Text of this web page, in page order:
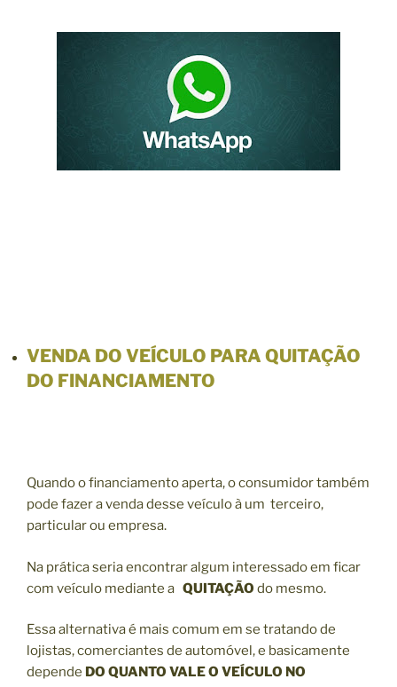
VENDA DO VEÍCULO PARA QUITAÇÃO
DO FINANCIAMENTO
Quando o financiamento aperta, o consumidor também
pode fazer a venda desse veículo à um terceiro,
particular ou empresa.
Na prática seria encontrar algum interessado em ficar
com veículo mediante a QUITAÇÃO do mesmo.
Essa alternativa é mais comum em se tratando de
lojistas, comerciantes de automóvel, e basicamente
depende DO QUANTO VALE O VEÍCULO NO